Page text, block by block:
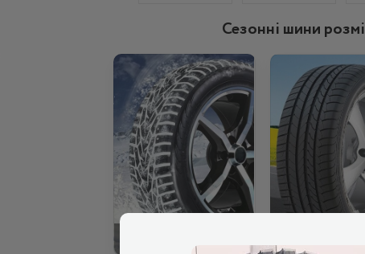
Сезонні шини